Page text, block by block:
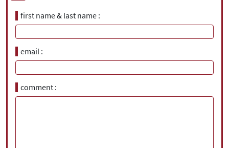
first name & last name
email
comment